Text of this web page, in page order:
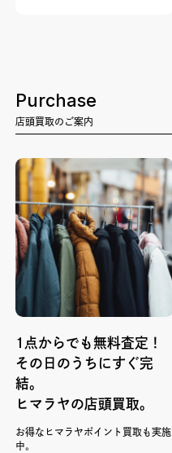
Purchase
店頭買取のご案内
1点からでも無料査定！
その日のうちにすぐ完
結。
ヒマラヤの店頭買取。
お得なヒマラヤポイント買取も実施
中。